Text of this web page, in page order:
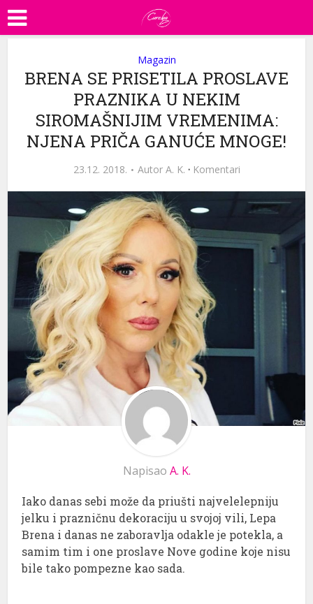
Magazin
BRENA SE PRISETILA PROSLAVE
PRAZNIKA U NEKIM
SIROMAŠNIJIM VREMENIMA:
NJENA PRIČA GANUĆE MNOGE!
23.12. 2018. Autor A. K. · Komentari
Napisao A. K.
Iako danas sebi može da priušti najvelelepniju
jelku i prazničnu dekoraciju u svojoj vili, Lepa
Brena i danas ne zaboravlja odakle je potekla, a
samim tim i one proslave Nove godine koje nisu
bile tako pompezne kao sada.